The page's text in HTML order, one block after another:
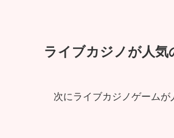
ライブカジノが人気
次にライブカジノゲームが